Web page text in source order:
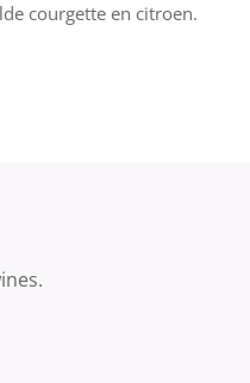
courgette en citroen.